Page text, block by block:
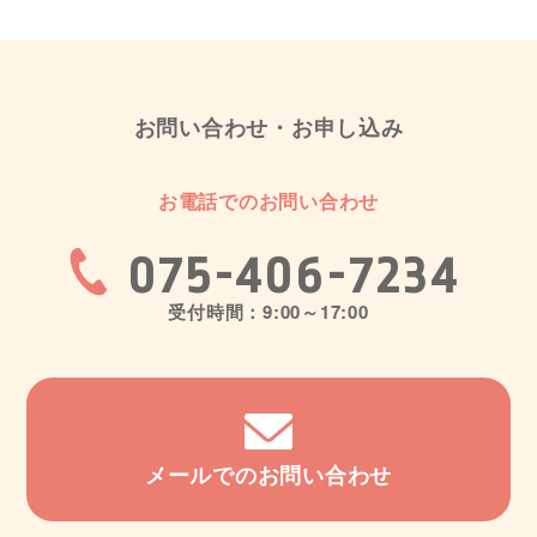
お問い合わせ・お申し込み
お電話でのお問い合わせ
075-406-7234
受付時間：9:00～17:00
メールでのお問い合わせ